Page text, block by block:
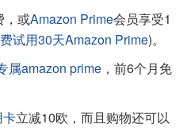
，或Amazon Prime会员享受1
试用30天Amazon Prime)。
属amazon prime ，前6个月免
卡立减10欧，而且购物还可以